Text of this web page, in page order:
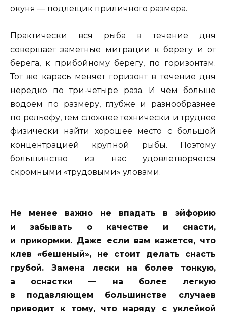
окуня — подлещик приличного размера.
Практически вся рыба в течение дня
совершает заметные миграции к берегу и от
берега, к прибойному берегу, по горизонтам.
Тот же карась меняет горизонт в течение дня
нередко по три-четыре раза. И чем больше
водоем по размеру, глубже и разнообразнее
по рельефу, тем сложнее технически и труднее
физически найти хорошее место с большой
концентрацией крупной рыбы. Поэтому
большинство из нас удовлетворяется
скромными «трудовыми» уловами.
Не менее важно не впадать в эйфорию
и забывать о качестве и снасти,
и прикормки. Даже если вам кажется, что
клев «бешеный», не стоит делать снасть
грубой. Замена лески на более тонкую,
а оснастки — на более легкую
в подавляющем большинстве случаев
приводит к тому, что наряду с уклейкой